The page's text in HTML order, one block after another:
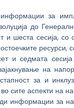
за
до
и шеста сесија, со
ресурси,
и седмата
на
за и
сите аспекти на
информации за